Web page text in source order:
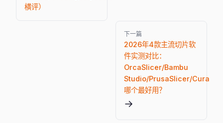
横评）
下一篇
2026年4款主流切片软
件实测对比：
OrcaSlicer/Bambu
Studio/PrusaSlicer/Cura
哪个最好用？
→